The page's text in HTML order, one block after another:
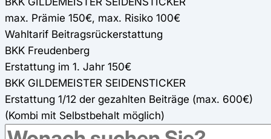
max. Prämie 150€, max. Risiko 100€
Wahltarif Beitragsrückerstattung
BKK Freudenberg
Erstattung im 1. Jahr 150€
BKK GILDEMEISTER SEIDENSTICKER
Erstattung 1/12 der gezahlten Beiträge (max. 600€)
(Kombi mit Selbstbehalt möglich)
Online-Fitness-Kurse